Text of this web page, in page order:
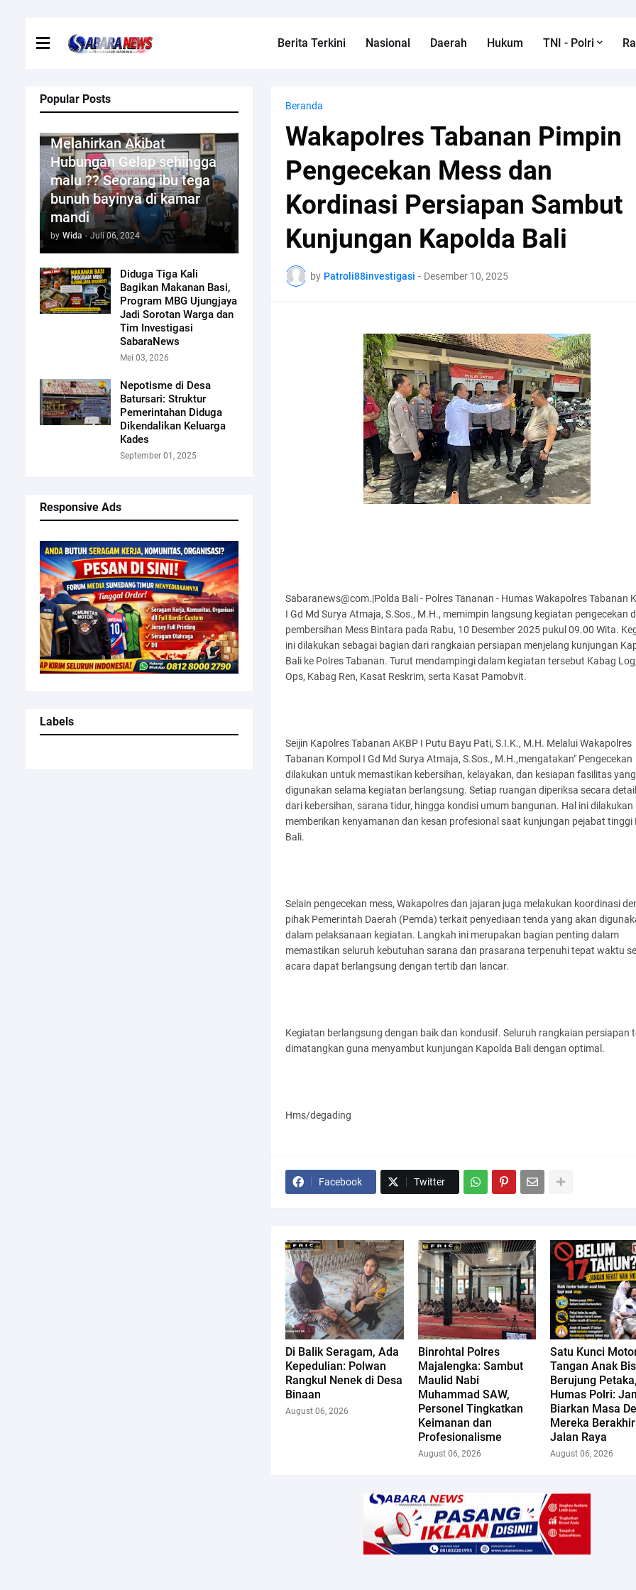
Berita Terkini Nasional Daerah Hukum TNI - Polri
Popular Posts
Melahirkan Akibat
Hubungan Gelap sehingga
malu ?? Seorang ibu tega
bunuh bayinya di kamar
mandi
by Wida - Juli 06, 2024
Diduga Tiga Kali
Bagikan Makanan Basi,
Program MBG Ujungjaya
Jadi Sorotan Warga dan
Tim Investigasi
SabaraNews
Mei 03, 2026
Nepotisme di Desa
Batursari: Struktur
Pemerintahan Diduga
Dikendalikan Keluarga
Kades
September 01, 2025
Responsive Ads
Labels
Beranda
Wakapolres Tabanan Pimpin
Pengecekan Mess dan
Kordinasi Persiapan Sambut
Kunjungan Kapolda Bali
by Patroli88investigasi - Desember 10, 2025
Sabaranews@com.|Polda Bali - Polres Tananan - Humas Wakapolres Tabanan
I Gd Md Surya Atmaja, S.Sos., M.H., memimpin langsung kegiatan pengecekan
pembersihan Mess Bintara pada Rabu, 10 Desember 2025 pukul 09.00 Wita.
ini dilakukan sebagai bagian dari rangkaian persiapan menjelang kunjungan
Bali ke Polres Tabanan. Turut mendampingi dalam kegiatan tersebut Kabag
Ops, Kabag Ren, Kasat Reskrim, serta Kasat Pamobvit.
Seijin Kapolres Tabanan AKBP I Putu Bayu Pati, S.I.K., M.H. Melalui Wakapolres
Tabanan Kompol I Gd Md Surya Atmaja, S.Sos., M.H.,mengatakan" Pengecekan
dilakukan untuk memastikan kebersihan, kelayakan, dan kesiapan fasilitas
digunakan selama kegiatan berlangsung. Setiap ruangan diperiksa secara
dari kebersihan, sarana tidur, hingga kondisi umum bangunan. Hal ini
memberikan kenyamanan dan kesan profesional saat kunjungan pejabat tinggi
Bali.
Selain pengecekan mess, Wakapolres dan jajaran juga melakukan koordinasi
pihak Pemerintah Daerah (Pemda) terkait penyediaan tenda yang akan
dalam pelaksanaan kegiatan. Langkah ini merupakan bagian penting dalam
memastikan seluruh kebutuhan sarana dan prasarana terpenuhi tepat waktu
acara dapat berlangsung dengan tertib dan lancar.
Kegiatan berlangsung dengan baik dan kondusif. Seluruh rangkaian persiapan
dimatangkan guna menyambut kunjungan Kapolda Bali dengan optimal.
Hms/degading
Facebook Twitter
Di Balik Seragam, Ada
Kepedulian: Polwan
Rangkul Nenek di Desa
Binaan
August 06, 2026
Binrohtal Polres
Majalengka: Sambut
Maulid Nabi
Muhammad SAW,
Personel Tingkatkan
Keimanan dan
Profesionalisme
August 06, 2026
Satu Kunci
Tangan Anak
Berujung
Humas Polri:
Biarkan Masa
Mereka
Jalan Raya
August 06, 2026